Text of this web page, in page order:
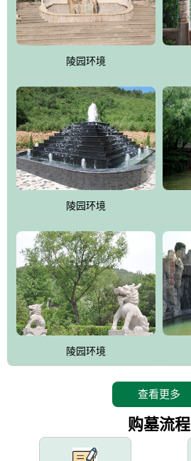
灵穴，安息之宝地。
陵园环境
陵园环境
陵园环境
查看更多
购墓流程